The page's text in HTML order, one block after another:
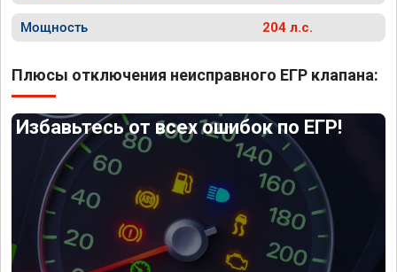
Мощность 204 л.с.
Плюсы отключения неисправного ЕГР клапана:
Избавьтесь от всех ошибок по ЕГР!